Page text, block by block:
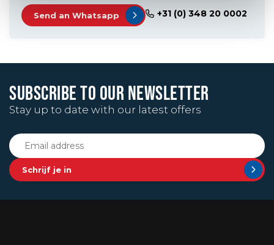
Send an Whatsapp +31 (0) 348 20 0002
SUBSCRIBE TO OUR NEWSLETTER
Stay up to date with our latest offers
Schrijf je in